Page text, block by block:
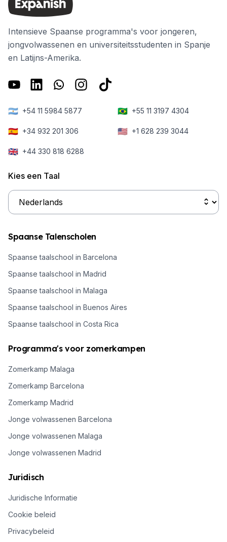
Intensieve Spaanse programma's voor jongeren,
jongvolwassenen en universiteitsstudenten in Spanje
en Latijns-Amerika.
🇦🇷 +54 11 5984 5877 🇧🇷 +55 11 3197 4304
🇪🇸 +34 932 201 306 🇺🇸 +1 628 239 3044
🇬🇧 +44 330 818 6288
Kies een Taal
Spaanse Talenscholen
Spaanse taalschool in Barcelona
Spaanse taalschool in Madrid
Spaanse taalschool in Malaga
Spaanse taalschool in Buenos Aires
Spaanse taalschool in Costa Rica
Programma's voor zomerkampen
Zomerkamp Malaga
Zomerkamp Barcelona
Zomerkamp Madrid
Jonge volwassenen Barcelona
Jonge volwassenen Malaga
Jonge volwassenen Madrid
Juridisch
Juridische Informatie
Cookie beleid
Privacybeleid